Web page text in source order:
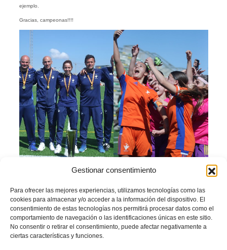
Gestionar consentimiento
Para ofrecer las mejores experiencias, utilizamos tecnologías como las
cookies para almacenar y/o acceder a la información del dispositivo. El
consentimiento de estas tecnologías nos permitirá procesar datos como el
comportamiento de navegación o las identificaciones únicas en este sitio.
No consentir o retirar el consentimiento, puede afectar negativamente a
ciertas características y funciones.
ejemplo.
Gracias, campeonas!!!!
El uno a uno del once
titular
Llegados a este punto, y con esta exhibición, merece la pena destacar una por
una a las titulares de esta final.